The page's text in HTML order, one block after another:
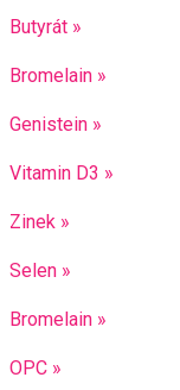
Butyrát »
Bromelain »
Genistein »
Vitamin D3 »
Zinek »
Selen »
Bromelain »
OPC »